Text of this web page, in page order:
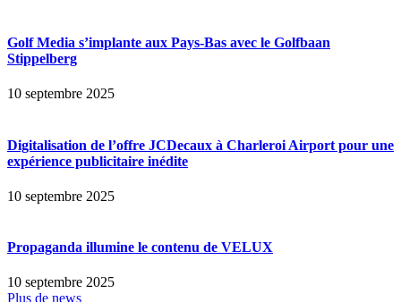
Golf Media s’implante aux Pays-Bas avec le Golfbaan
Stippelberg
10 septembre 2025
Digitalisation de l’offre JCDecaux à Charleroi Airport pour une
expérience publicitaire inédite
10 septembre 2025
Propaganda illumine le contenu de VELUX
10 septembre 2025
Plus de news